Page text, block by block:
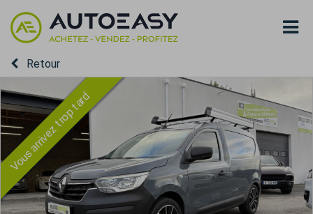
Retour
Vous arrivez trop tard